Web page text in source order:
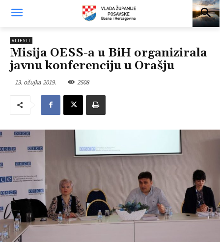
VIJESTI
Misija OESS-a u BiH organizirala
javnu konferenciju u Orašju
13. ožujka 2019. 2508